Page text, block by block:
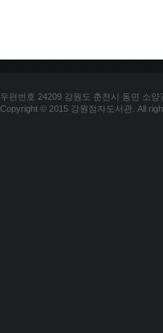
우편번호 24209 강원도 춘천시 동면 소
Copyright © 2015 강원점자도서관. All